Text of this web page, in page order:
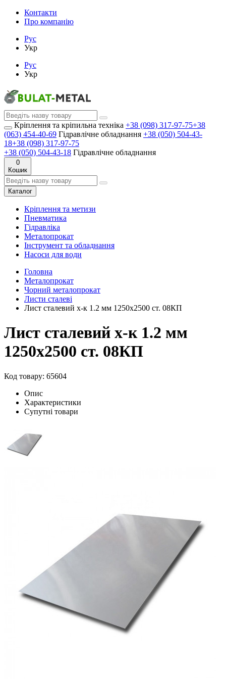
Контакти
Про компанію
Рус
Укр
Рус
Укр
Кріплення та кріпильна техніка +38 (098) 317-97-75+38
(063) 454-40-69 Гідравлічне обладнання +38 (050) 504-43-
18+38 (098) 317-97-75
+38 (050) 504-43-18 Гідравлічне обладнання
0
Кошик
Каталог
Кріплення та метизи
Пневматика
Гідравліка
Металопрокат
Інструмент та обладнання
Насоси для води
Головна
Металопрокат
Чорний металопрокат
Листи сталеві
Лист сталевий х-к 1.2 мм 1250x2500 ст. 08КП
Лист сталевий х-к 1.2 мм
1250x2500 ст. 08КП
Код товару: 65604
Опис
Характеристики
Супутні товари